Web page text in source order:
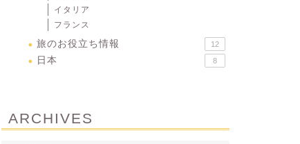
イタリア
フランス
旅のお役立ち情報 12
日本 8
ARCHIVES